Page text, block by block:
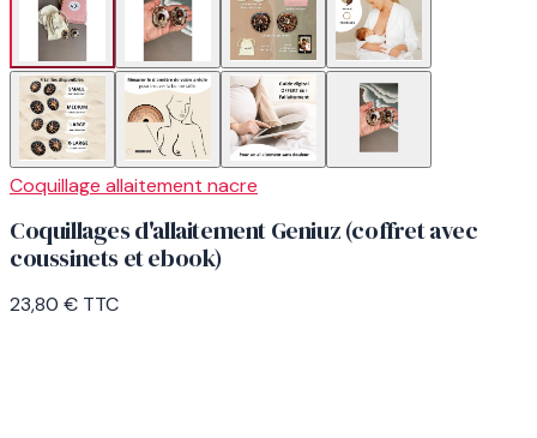
Coquillage allaitement nacre
Coquillages d'allaitement Geniuz (coffret avec
coussinets et ebook)
23,80 € TTC